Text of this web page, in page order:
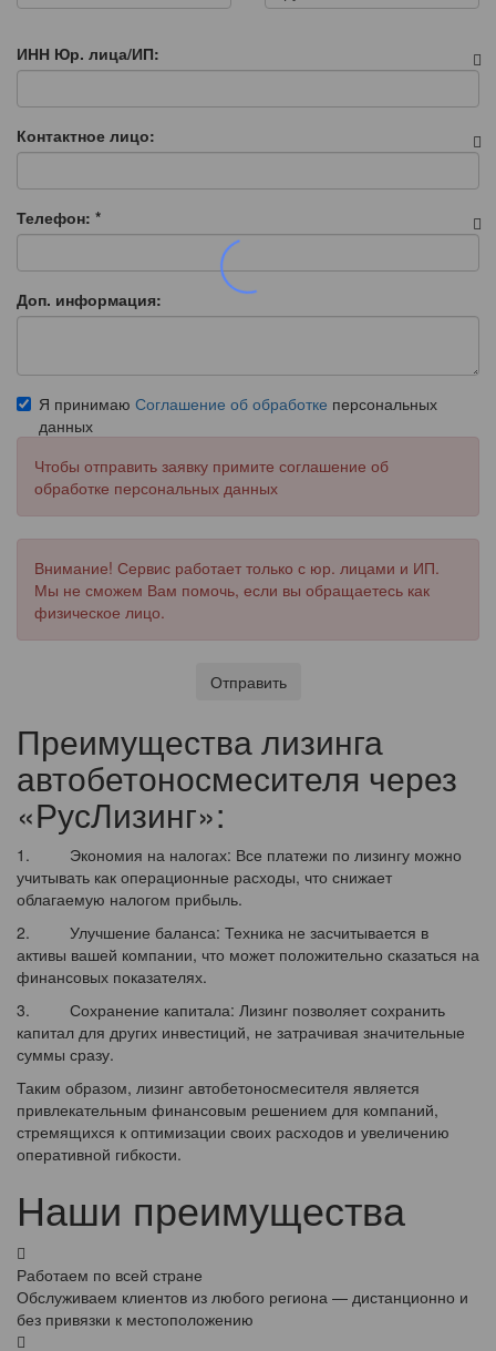
ИНН Юр. лица/ИП:
Контактное лицо:
Телефон: *
Доп. информация:
Я принимаю Соглашение об обработке персональных
данных
Чтобы отправить заявку примите соглашение об
обработке персональных данных
Внимание! Сервис работает только с юр. лицами и ИП.
Мы не сможем Вам помочь, если вы обращаетесь как
физическое лицо.
Отправить
Преимущества лизинга
автобетоносмесителя через
«РусЛизинг»:
1. Экономия на налогах: Все платежи по лизингу можно
учитывать как операционные расходы, что снижает
облагаемую налогом прибыль.
2. Улучшение баланса: Техника не засчитывается в
активы вашей компании, что может положительно сказаться на
финансовых показателях.
3. Сохранение капитала: Лизинг позволяет сохранить
капитал для других инвестиций, не затрачивая значительные
суммы сразу.
Таким образом, лизинг автобетоносмесителя является
привлекательным финансовым решением для компаний,
стремящихся к оптимизации своих расходов и увеличению
оперативной гибкости.
Наши преимущества
Работаем по всей стране
Обслуживаем клиентов из любого региона — дистанционно и
без привязки к местоположению